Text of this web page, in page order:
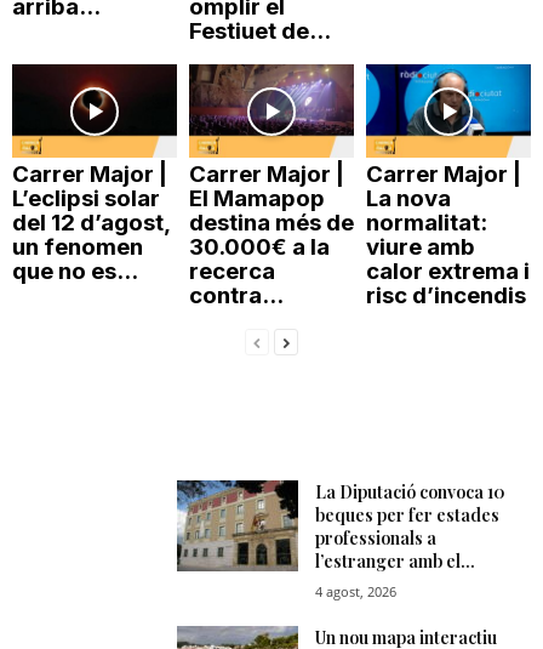
arriba...
omplir el
Festiuet de...
Carrer Major |
L’eclipsi solar
del 12 d’agost,
un fenomen
que no es...
Carrer Major |
El Mamapop
destina més de
30.000€ a la
recerca
contra...
Carrer Major |
La nova
normalitat:
viure amb
calor extrema i
risc d’incendis